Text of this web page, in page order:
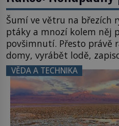
Šumí ve větru na březích
ptáky a mnozí kolem něj
povšimnutí. Přesto právě
domy, vyrábět lodě,
inspiroval řadu pověstí.
užitečná rostlina provází
Většina lidí vnímá rákos
letního koupání. Stačí se
VĚDA A TECHNIKA